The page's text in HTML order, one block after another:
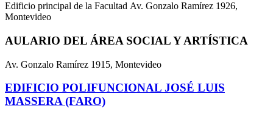
Edificio principal de la Facultad Av. Gonzalo Ramírez 1926,
Montevideo
AULARIO DEL ÁREA SOCIAL Y ARTÍSTICA
Av. Gonzalo Ramírez 1915, Montevideo
EDIFICIO POLIFUNCIONAL JOSÉ LUIS
MASSERA (FARO)